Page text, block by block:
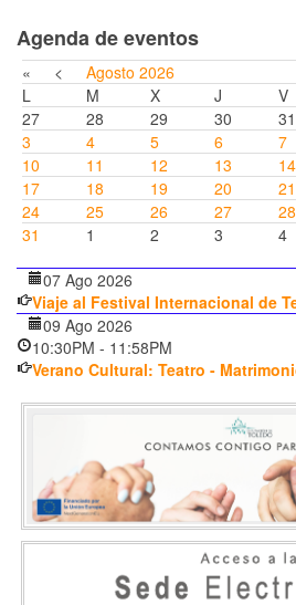
Agenda de eventos
« < Agosto 2026
L
M X J V
27
28 29 30 31
3
4 5 6 7
10
11 12 13 14
17
18 19 20 21
24
25 26 27 28
31
1 2 3 4
07 Ago 2026
Viaje al Festival Internacional de
09 Ago 2026
10:30PM - 11:58PM
Verano Cultural: Teatro -